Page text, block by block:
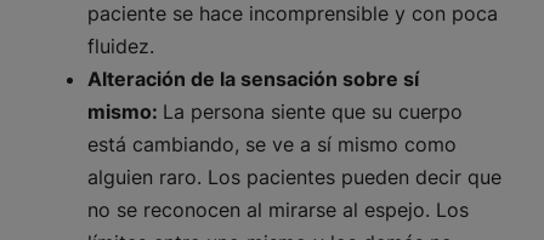
paciente se hace incomprensible y con poca
fluidez.
Alteración de la sensación sobre sí
mismo: La persona siente que su cuerpo
está cambiando, se ve a sí mismo como
alguien raro. Los pacientes pueden decir que
no se reconocen al mirarse al espejo. Los